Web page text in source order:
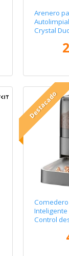
Arenero
Crystal
Destacado
Inteligente
Control